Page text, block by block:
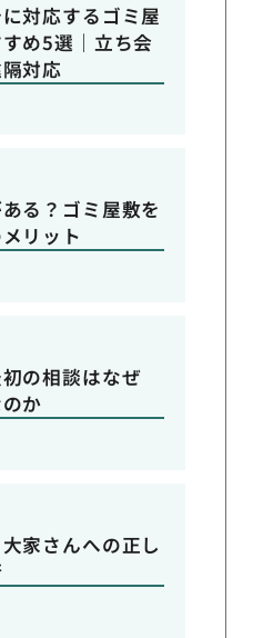
対応するゴミ屋
め5選｜立ち会
対応
る？ゴミ屋敷を
リット
の相談はなぜ
か
家さんへの正し